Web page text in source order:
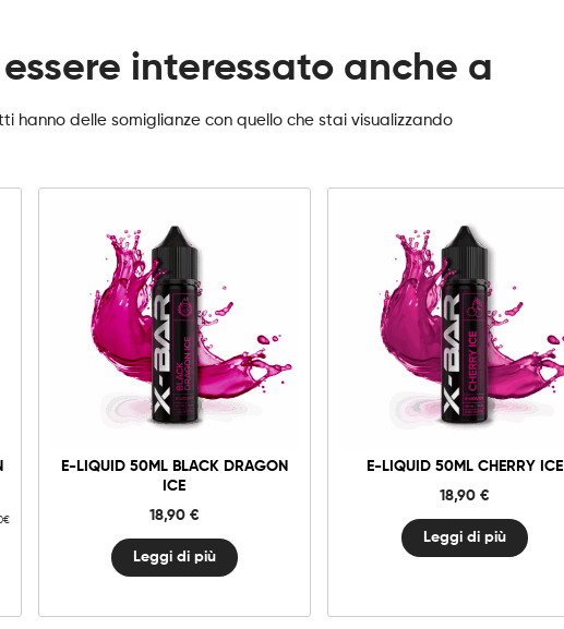
essere interessato anche a
hanno delle somiglianze con quello che stai visualizzando
E-LIQUID 50ML BLACK DRAGON
ICE
18,90 €
Leggi di più
E-LIQUID 50ML CHERRY ICE
18,90 €
Leggi di più